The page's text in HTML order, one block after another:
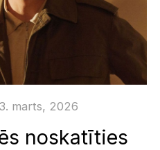
marts, 2026
noskatīties